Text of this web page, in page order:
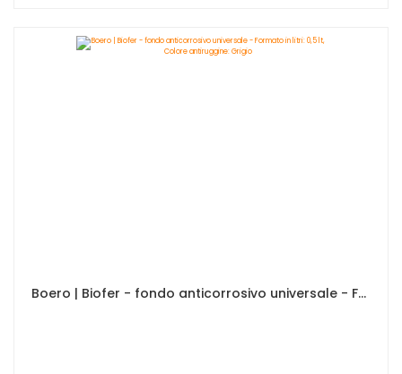
Boero | Biofer - fondo anticorrosivo universale - Formato in litri: 0,5 lt, Colore antiruggine: Grigio